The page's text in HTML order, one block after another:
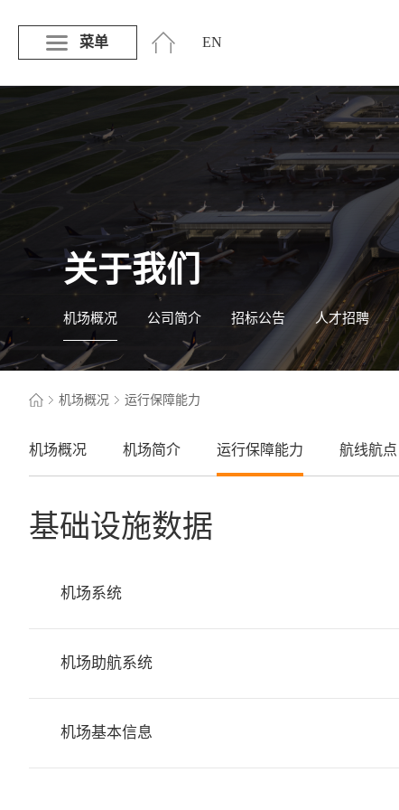
菜单 EN
关于我们
机场概况 公司简介 招标公告 人才招聘
机场概况 运行保障能力
机场概况 机场简介 运行保障能力 航线航点
基础设施数据
机场系统
机场助航系统
机场基本信息